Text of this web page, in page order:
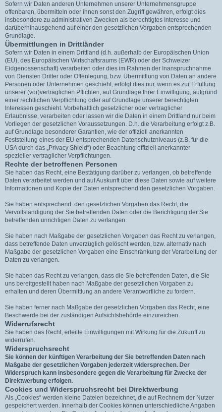
Sofern wir Daten anderen Unternehmen unserer Unternehmensgruppe
offenbaren, übermitteln oder ihnen sonst den Zugriff gewähren, erfolgt dies
insbesondere zu administrativen Zwecken als berechtigtes Interesse und
darüberhinausgehend auf einer den gesetzlichen Vorgaben entsprechenden
Grundlage.
Übermittlungen in Drittländer
Sofern wir Daten in einem Drittland (d.h. außerhalb der Europäischen Union
(EU), des Europäischen Wirtschaftsraums (EWR) oder der Schweizer
Eidgenossenschaft) verarbeiten oder dies im Rahmen der Inanspruchnahme
von Diensten Dritter oder Offenlegung, bzw. Übermittlung von Daten an andere
Personen oder Unternehmen geschieht, erfolgt dies nur, wenn es zur Erfüllung
unserer (vor)vertraglichen Pflichten, auf Grundlage Ihrer Einwilligung, aufgrund
einer rechtlichen Verpflichtung oder auf Grundlage unserer berechtigten
Interessen geschieht. Vorbehaltlich gesetzlicher oder vertraglicher
Erlaubnisse, verarbeiten oder lassen wir die Daten in einem Drittland nur beim
Vorliegen der gesetzlichen Voraussetzungen. D.h. die Verarbeitung erfolgt z.B.
auf Grundlage besonderer Garantien, wie der offiziell anerkannten
Feststellung eines der EU entsprechenden Datenschutzniveaus (z.B. für die
USA durch das „Privacy Shield“) oder Beachtung offiziell anerkannter
spezieller vertraglicher Verpflichtungen.
Rechte der betroffenen Personen
Sie haben das Recht, eine Bestätigung darüber zu verlangen, ob betreffende
Daten verarbeitet werden und auf Auskunft über diese Daten sowie auf weitere
Informationen und Kopie der Daten entsprechend den gesetzlichen Vorgaben.
Sie haben entsprechend. den gesetzlichen Vorgaben das Recht, die
Vervollständigung der Sie betreffenden Daten oder die Berichtigung der Sie
betreffenden unrichtigen Daten zu verlangen.
Sie haben nach Maßgabe der gesetzlichen Vorgaben das Recht zu verlangen,
dass betreffende Daten unverzüglich gelöscht werden, bzw. alternativ nach
Maßgabe der gesetzlichen Vorgaben eine Einschränkung der Verarbeitung der
Daten zu verlangen.
Sie haben das Recht zu verlangen, dass die Sie betreffenden Daten, die Sie
uns bereitgestellt haben nach Maßgabe der gesetzlichen Vorgaben zu
erhalten und deren Übermittlung an andere Verantwortliche zu fordern.
Sie haben ferner nach Maßgabe der gesetzlichen Vorgaben das Recht, eine
Beschwerde bei der zuständigen Aufsichtsbehörde einzureichen.
Widerrufsrecht
Sie haben das Recht, erteilte Einwilligungen mit Wirkung für die Zukunft zu
widerrufen.
Widerspruchsrecht
Sie können der künftigen Verarbeitung der Sie betreffenden Daten nach
Maßgabe der gesetzlichen Vorgaben jederzeit widersprechen. Der
Widerspruch kann insbesondere gegen die Verarbeitung für Zwecke der
Direktwerbung erfolgen.
Cookies und Widerspruchsrecht bei Direktwerbung
Als „Cookies“ werden kleine Dateien bezeichnet, die auf Rechnern der Nutzer
gespeichert werden. Innerhalb der Cookies können unterschiedliche Angaben